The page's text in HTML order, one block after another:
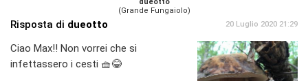
(Grande Fungaiolo)
Risposta di dueotto 20 Luglio 2020 21:29
Ciao Max!! Non vorrei che si
infettassero i cesti 🧺😂